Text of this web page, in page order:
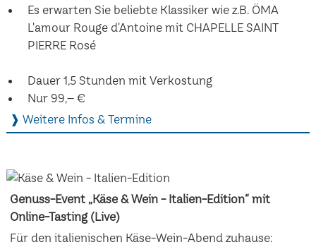
Es erwarten Sie beliebte Klassiker wie z.B. ÖMA
L'amour Rouge d'Antoine mit CHAPELLE SAINT
PIERRE Rosé
Dauer 1,5 Stunden mit Verkostung
Nur 99,– €
❱ Weitere Infos & Termine
Genuss-Event „Käse & Wein - Italien-Edition“ mit
Online-Tasting (Live)
Für den italienischen Käse-Wein-Abend zuhause: